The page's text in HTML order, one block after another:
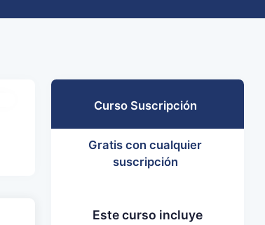
Curso Suscripción
Gratis con cualquier
suscripción
Este curso incluye